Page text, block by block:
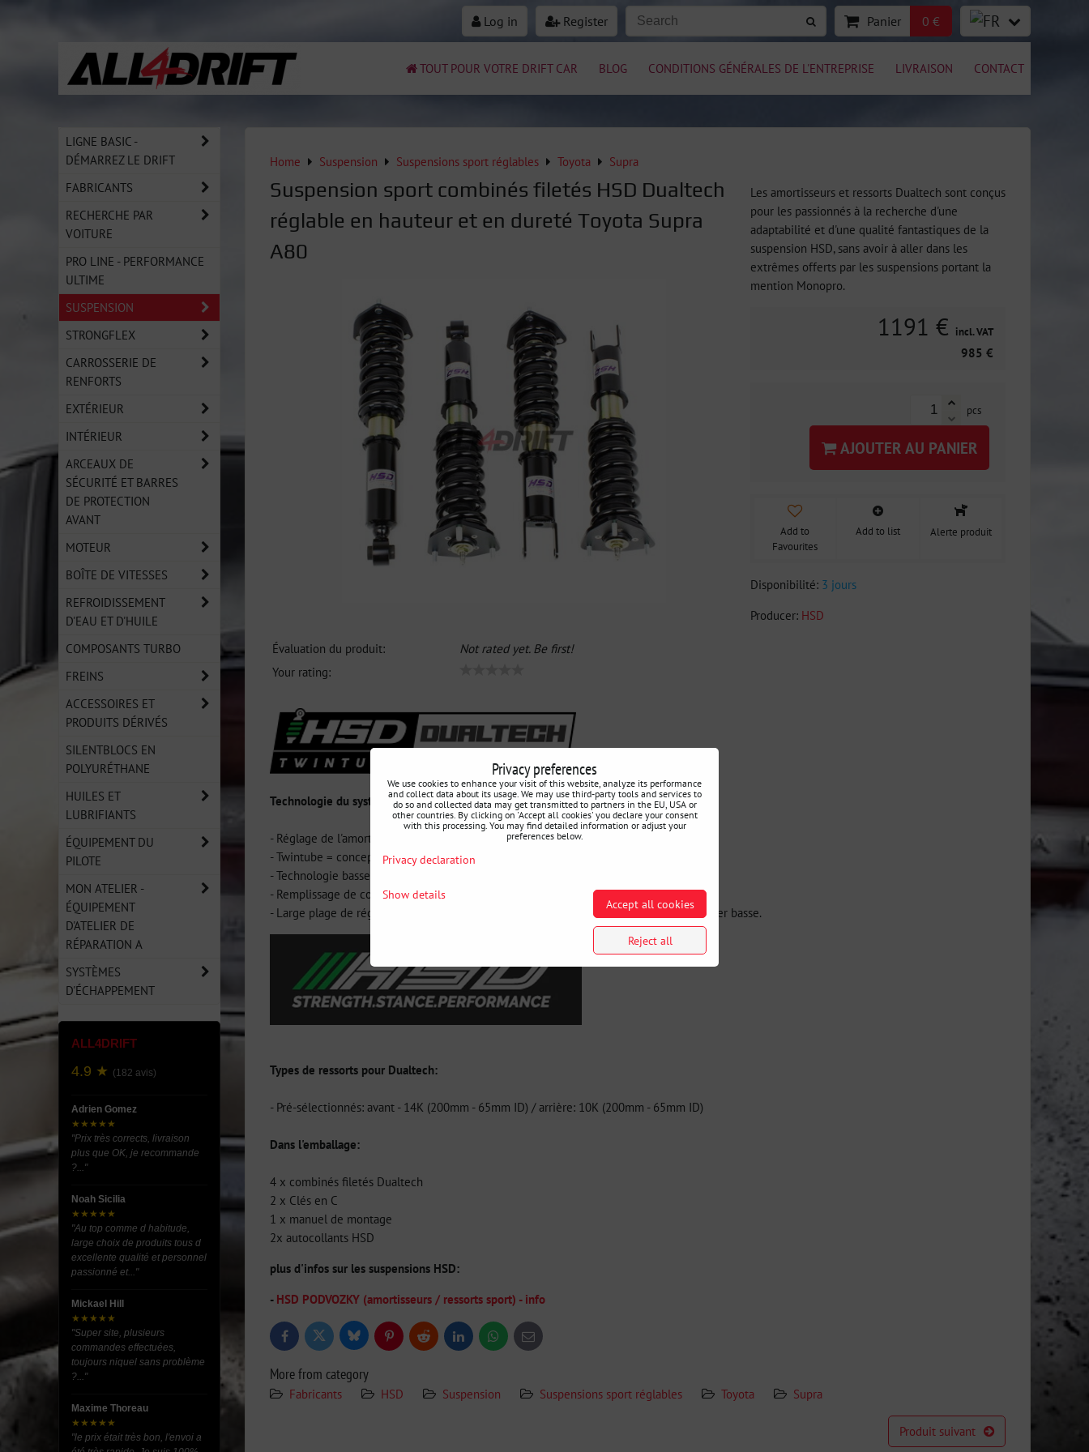
Log in Register Panier 0 €
TOUT POUR VOTRE DRIFT CAR BLOG CONDITIONS GÉNÉRALES DE L'ENTREPRISE LIVRAISON CONTACT
Home Suspension Suspensions sport réglables Toyota Supra
Suspension sport combinés filetés HSD Dualtech
réglable en hauteur et en dureté Toyota Supra
A80
Évaluation du produit:
Not rated yet. Be first!
Your rating:
Les amortisseurs et ressorts Dualtech sont conçus
pour les passionnés à la recherche d'une
adaptabilité et d'une qualité fantastiques de la
suspension HSD, sans avoir à aller dans les
extrêmes offerts par les suspensions portant la
mention Monopro.
1191 € incl. VAT
985 €
pcs
AJOUTER AU PANIER
Add to
Favourites
Add to list Alerte produit
Disponibilité: 3 jours
Producer: HSD
Technologie du système Dualtech
- Réglage de l'amortissement en 14 étapes précises
- Twintube = conception avec deux tubes d'amortisseur
- Technologie basse pression
- Remplissage de course entièrement synthétique
- Large plage de réglage de la hauteur du véhicule, de la hauteur sport à la hauteur super basse.
Types de ressorts pour Dualtech:
- Pré-sélectionnés: avant - 14K (200mm - 65mm ID) / arrière: 10K (200mm - 65mm ID)
Dans l'emballage:
4 x combinés filetés Dualtech
2 x Clés en C
1 x manuel de montage
2x autocollants HSD
plus d'infos sur les suspensions HSD:
- HSD PODVOZKY (amortisseurs / ressorts sport) - info
FacebookTwitter BlueskyPinterestReddit LinkedInWhatsApp
E-
mail
More from category
Fabricants HSD Suspension Suspensions sport réglables Toyota Supra
Produit suivant
LIGNE BASIC -
DÉMARREZ LE DRIFT
FABRICANTS
RECHERCHE PAR
VOITURE
PRO LINE - PERFORMANCE
ULTIME
SUSPENSION
STRONGFLEX
CARROSSERIE DE
RENFORTS
EXTÉRIEUR
INTÉRIEUR
ARCEAUX DE
SÉCURITÉ ET BARRES
DE PROTECTION
AVANT
MOTEUR
BOÎTE DE VITESSES
REFROIDISSEMENT
D'EAU ET D'HUILE
COMPOSANTS TURBO
FREINS
ACCESSOIRES ET
PRODUITS DÉRIVÉS
SILENTBLOCS EN
POLYURÉTHANE
HUILES ET
LUBRIFIANTS
ÉQUIPEMENT DU
PILOTE
MON ATELIER -
ÉQUIPEMENT
D'ATELIER DE
RÉPARATION A
SYSTÈMES
D'ÉCHAPPEMENT
ALL4DRIFT
4.9 ★ (182 avis)
Adrien Gomez
★★★★★
"Prix très corrects, livraison
plus que OK, je recommande
?..."
Noah Sicilia
★★★★★
"Au top comme d habitude,
large choix de produits tous d
excellente qualité et personnel
passionné et..."
Mickael Hill
★★★★★
"Super site, plusieurs
commandes effectuées,
toujours niquel sans problème
?..."
Maxime Thoreau
★★★★★
"le prix était très bon, l'envoi a
Privacy preferences
We use cookies to enhance your visit of this website, analyze its performance
and collect data about its usage. We may use third-party tools and services to
do so and collected data may get transmitted to partners in the EU, USA or
other countries. By clicking on 'Accept all cookies' you declare your consent
with this processing. You may find detailed information or adjust your
preferences below.
Privacy declaration
Show details
Accept all cookies
Reject all